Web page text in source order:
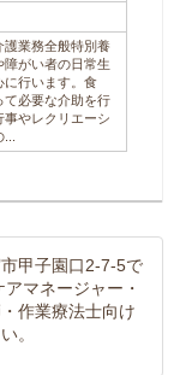
業務全般特別養
がい者の日常生
に行います。食
て必要な介助を行
事やレクリエーシ
甲子園口2-7-5で
マネージャー・
作業療法士向け
。